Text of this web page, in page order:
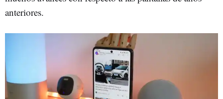
anteriores.